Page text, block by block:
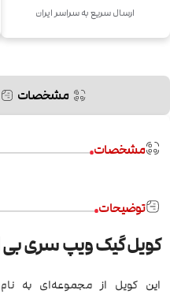
ارسال سریع به سراسر ایران
مشخصات
مشخصات
توضیحات
کویل گیک ویپ سری بی Geekvape B Coil
این کویل از مجموعه‌ای به نام B Series Coil کمپانی گیک